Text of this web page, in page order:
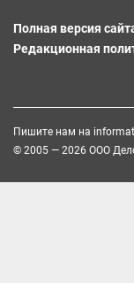
Полная версия
Редакционная
Пишите нам на
© 2005 — 2026 ООО